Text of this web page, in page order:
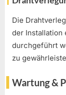
Die
der Installation
durchgeführt
zu
Wartung &